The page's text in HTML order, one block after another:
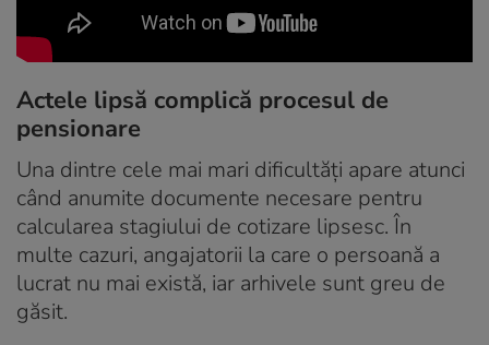
Actele lipsă complică procesul de
pensionare
Una dintre cele mai mari dificultăți apare atunci
când anumite documente necesare pentru
calcularea stagiului de cotizare lipsesc. În
multe cazuri, angajatorii la care o persoană a
lucrat nu mai există, iar arhivele sunt greu de
găsit.